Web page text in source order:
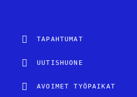
TAPAHTUMAT
UUTISHUONE
AVOIMET TYÖPAIKAT